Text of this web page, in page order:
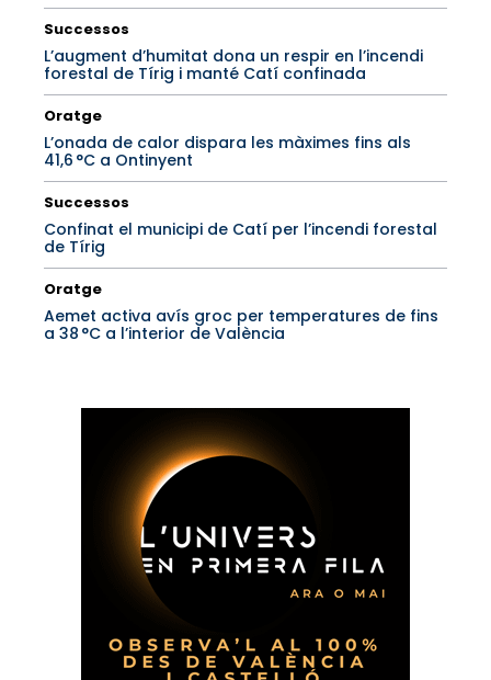
Successos
L’augment d’humitat dona un respir en l’incendi
forestal de Tírig i manté Catí confinada
Oratge
L’onada de calor dispara les màximes fins als
41,6 °C a Ontinyent
Successos
Confinat el municipi de Catí per l’incendi forestal
de Tírig
Oratge
Aemet activa avís groc per temperatures de fins
a 38 °C a l’interior de València